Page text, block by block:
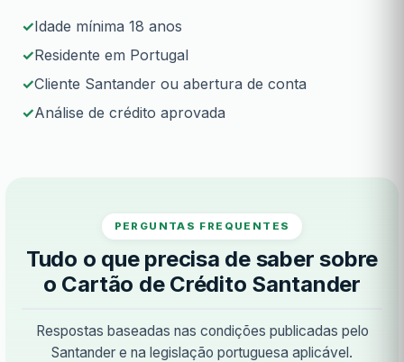
Idade mínima 18 anos
Residente em Portugal
Cliente Santander ou abertura de conta
Análise de crédito aprovada
PERGUNTAS FREQUENTES
Tudo o que precisa de saber sobre
o Cartão de Crédito Santander
Respostas baseadas nas condições publicadas pelo
Santander e na legislação portuguesa aplicável.